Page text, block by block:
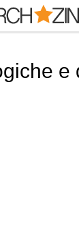
e